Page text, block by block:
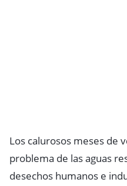
Los calurosos meses de
problema de las aguas
desechos humanos e